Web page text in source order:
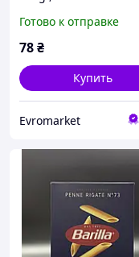
Готово к отправке
78₴
Купить
Evromarket